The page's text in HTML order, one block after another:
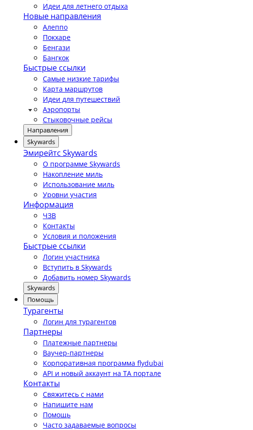
Идеи для летнего отдыха
Новые направления
Алеппо
Покхаре
Бенгази
Бангкок
Быстрые ссылки
Самые низкие тарифы
Карта маршрутов
Идеи для путешествий
Аэропорты
Стыковочные рейсы
Направления
Skywards
Эмирейтс Skywards
О программе Skywards
Накопление миль
Использование миль
Уровни участия
Информация
ЧЗВ
Контакты
Условия и положения
Быстрые ссылки
Логин участника
Вступить в Skywards
Добавить номер Skywards
Skywards
Помощь
Турагенты
Логин для турагентов
Партнеры
Платежные партнеры
Ваучер-партнеры
Корпоративная программа flydubai
API и новый аккаунт на TA портале
Контакты
Свяжитесь с нами
Напишите нам
Помощь
Часто задаваемые вопросы